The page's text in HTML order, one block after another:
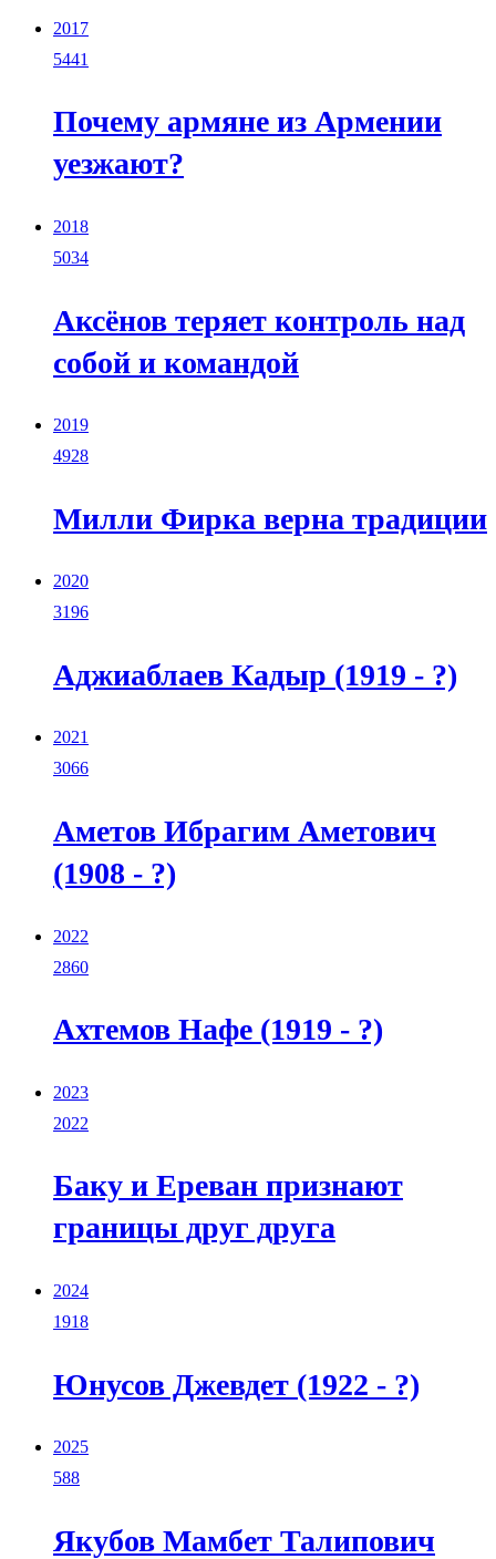
2017
5441
Почему армяне из Армении
уезжают?
2018
5034
Аксёнов теряет контроль над
собой и командой
2019
4928
Милли Фирка верна традиции
2020
3196
Аджиаблаев Кадыр (1919 - ?)
2021
3066
Аметов Ибрагим Аметович
(1908 - ?)
2022
2860
Ахтемов Нафе (1919 - ?)
2023
2022
Баку и Ереван признают
границы друг друга
2024
1918
Юнусов Джевдет (1922 - ?)
2025
588
Якубов Мамбет Талипович